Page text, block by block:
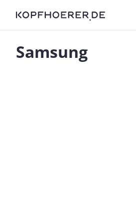
Samsung